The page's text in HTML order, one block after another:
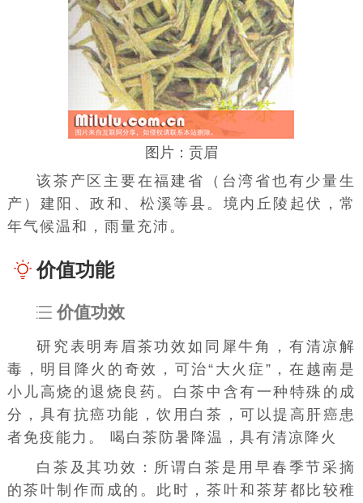
图片：贡眉
该茶产区主要在福建省（ 台湾省也有少量生
产） 建阳 、政和、 松溪等县。境内丘陵起伏，常
年气候温和，雨量充沛。
价值功能
价值功效
研究表明 寿眉 茶功效如同 犀牛角
，有清凉解
毒，明目降火的奇效，可治“大火症”，在 越南 是
小儿高烧的退烧良药。白茶中含有一种特殊的成
分，具有抗癌功能，饮用白茶，可以提高 肝癌 患
者免疫能力。 喝白茶 防暑降温 ，具有清凉降火
白茶及其功效：所谓白茶是用早春 季节采摘
的茶叶制作而成的。此时，茶叶和茶芽都比较稚